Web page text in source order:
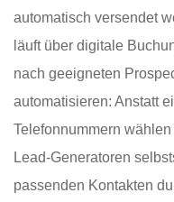
automatisch versendet
läuft über digitale
nach geeigneten
automatisieren: Anstatt
Telefonnummern
Lead-Generatoren
passenden Kontakten